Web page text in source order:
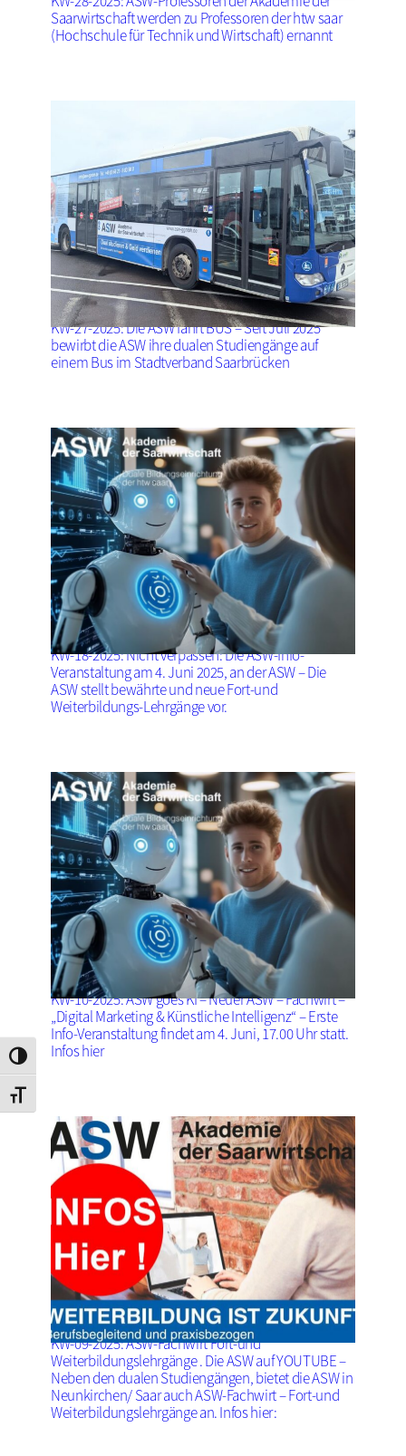
Umschalten auf hohe Kontraste
Schrift vergrößern
Saarwirtschaft werden zu Professoren der htw saar
(Hochschule für Technik und Wirtschaft) ernannt
KW-27-2025: Die ASW fährt BUS – Seit Juli 2025
bewirbt die ASW ihre dualen Studiengänge auf
einem Bus im Stadtverband Saarbrücken
KW-18-2025: Nicht verpassen: Die ASW-Info-
Veranstaltung am 4. Juni 2025, an der ASW – Die
ASW stellt bewährte und neue Fort-und
Weiterbildungs-Lehrgänge vor.
KW-10-2025: ASW goes KI – Neuer ASW – Fachwirt –
„Digital Marketing & Künstliche Intelligenz“ – Erste
Info-Veranstaltung findet am 4. Juni, 17.00 Uhr statt.
Infos hier
KW-09-2025: ASW-Fachwirt Fort-und
Weiterbildungslehrgänge . Die ASW auf YOUTUBE –
Neben den dualen Studiengängen, bietet die ASW in
Neunkirchen/ Saar auch ASW-Fachwirt – Fort-und
Weiterbildungslehrgänge an. Infos hier: